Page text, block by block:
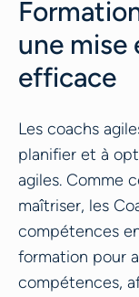
une
efficace
Les coachs
planifier et à
agiles. Comme
maîtriser, les
compétences
formation pour
compétences,